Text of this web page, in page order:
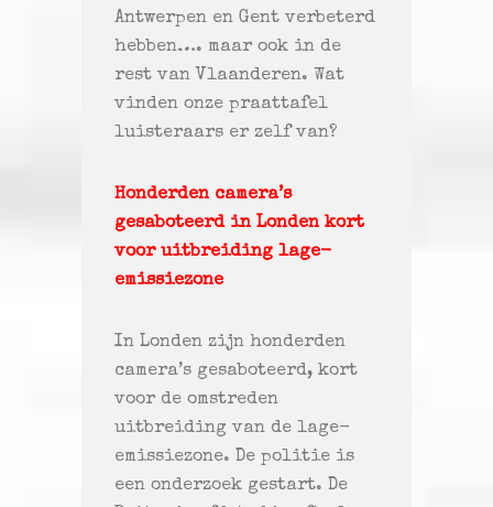
Antwerpen en Gent verbeterd
hebben…. maar ook in de
rest van Vlaanderen. Wat
vinden onze praattafel
luisteraars er zelf van?
Honderden camera’s
gesaboteerd in Londen kort
voor uitbreiding lage-
emissiezone
In Londen zijn honderden
camera’s gesaboteerd, kort
voor de omstreden
uitbreiding van de lage-
emissiezone. De politie is
een onderzoek gestart. De